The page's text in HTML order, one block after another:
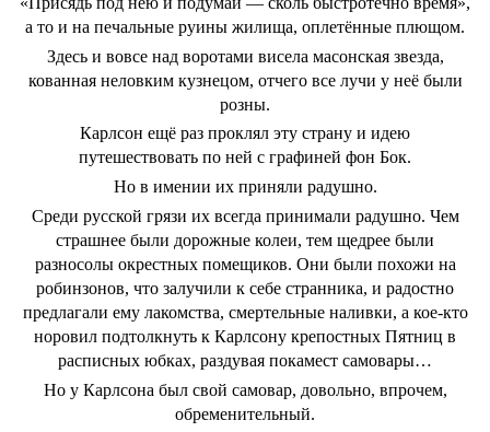
а то и на печальные руины жилища, оплетённые плющом.
Здесь и вовсе над воротами висела масонская звезда,
кованная неловким кузнецом, отчего все лучи у неё были
розны.
Карлсон ещё раз проклял эту страну и идею
путешествовать по ней с графиней фон Бок.
Но в имении их приняли радушно.
Среди русской грязи их всегда принимали радушно. Чем
страшнее были дорожные колеи, тем щедрее были
разносолы окрестных помещиков. Они были похожи на
робинзонов, что залучили к себе странника, и радостно
предлагали ему лакомства, смертельные наливки, а кое-кто
норовил подтолкнуть к Карлсону крепостных Пятниц в
расписных юбках, раздувая покамест самовары…
Но у Карлсона был свой самовар, довольно, впрочем,
обременительный.